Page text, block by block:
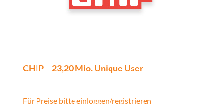
CHIP – 23,20 Mio. Unique User
Für Preise bitte einloggen/registrieren